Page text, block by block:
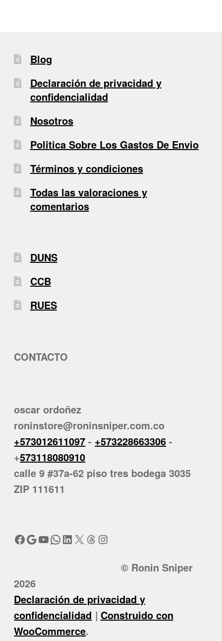
Blog
Declaración de privacidad y
confidencialidad
Nosotros
Politica Sobre Los Gastos De Envio
Términos y condiciones
Todas las valoraciones y
comentarios
DUNS
CCB
RUES
CONTACTO
oscar ordoñez
roninstore@roninsniper.com.co
+573012611097 - +573228663306 -
+573118080910
calle 9 #37a-62 piso tres bodega 3035
ZIP 111611
Facebook
Google
YouTube
WhatsApp
LinkedIn
X Threads
Instagram
© Ronin Sniper
2026
Declaración de privacidad y
confidencialidad
Construido con
WooCommerce.